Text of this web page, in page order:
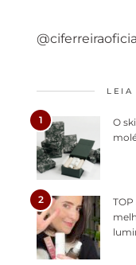
LEIA
1
O
2